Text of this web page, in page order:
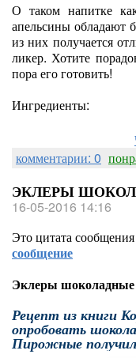
О таком напитке
апельсины обладают
из них получается
ликер. Хотите
пора его готовить!
Ингредиенты:
комментарии: 0
ЭКЛЕРЫ
16-05-2016 14:16
Это цитата сообщения
сообщение
Эклеры шоколадные
Рецепт из книги
опробовать
Пирожные